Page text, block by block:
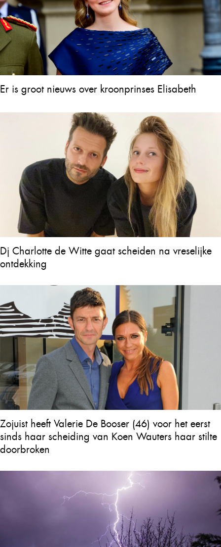
Er is groot nieuws over kroonprinses Elisabeth
Dj Charlotte de Witte gaat scheiden na vreselijke
ontdekking
Zojuist heeft Valerie De Booser (46) voor het eerst
sinds haar scheiding van Koen Wauters haar stilte
doorbroken